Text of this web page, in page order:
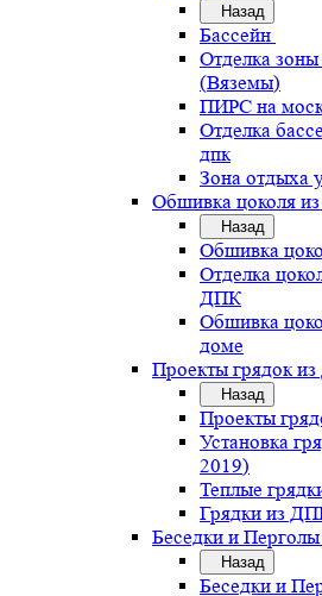
Назад
Бассейн
Отделка
(Вяземы)
ПИРС на
Отделка
дпк
Зона отдыха
Обшивка цоколя
Назад
Обшивка
Отделка
ДПК
Обшивка
доме
Проекты грядок
Назад
Проекты
Установка
2019)
Теплые
Грядки из
Беседки и
Назад
Беседки и